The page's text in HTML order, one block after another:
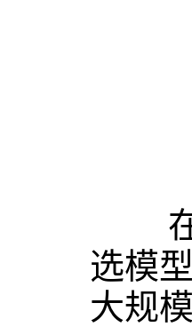
在应
选模
大规